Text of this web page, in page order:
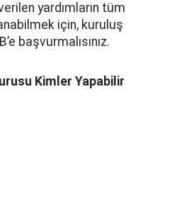
yardımların tüm
için, kuruluş
başvurmalısınız.
Kimler Yapabilir